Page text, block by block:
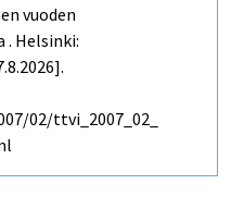
vuoden
. Helsinki:
02/ttvi_2007_02_